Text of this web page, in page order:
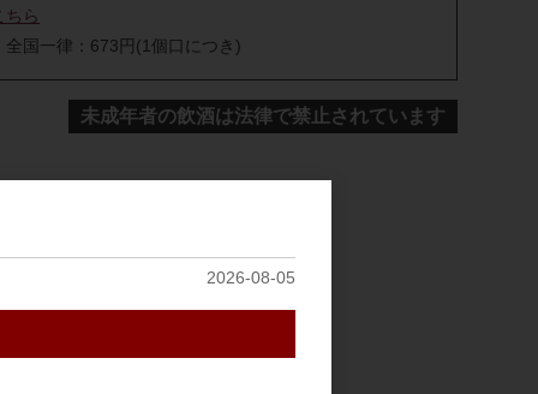
ちら
国一律：673円(1個口につき)
未成年者の飲酒は法律で禁止されています
2026-08-05